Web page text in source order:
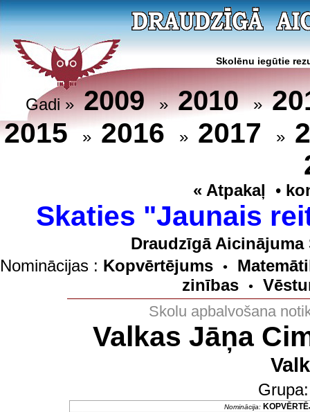
Skolēnu iegūtie
Gadi »2009»2010»
2015 » 2016 » 2017 »
« Atpakaļ •
Skaties "Jaunais
Draudzīgā
Nominācijas : Kopvērtējums •
zinības
•
Skolu apbalvošana
Valkas Jāņa
Nominācija: